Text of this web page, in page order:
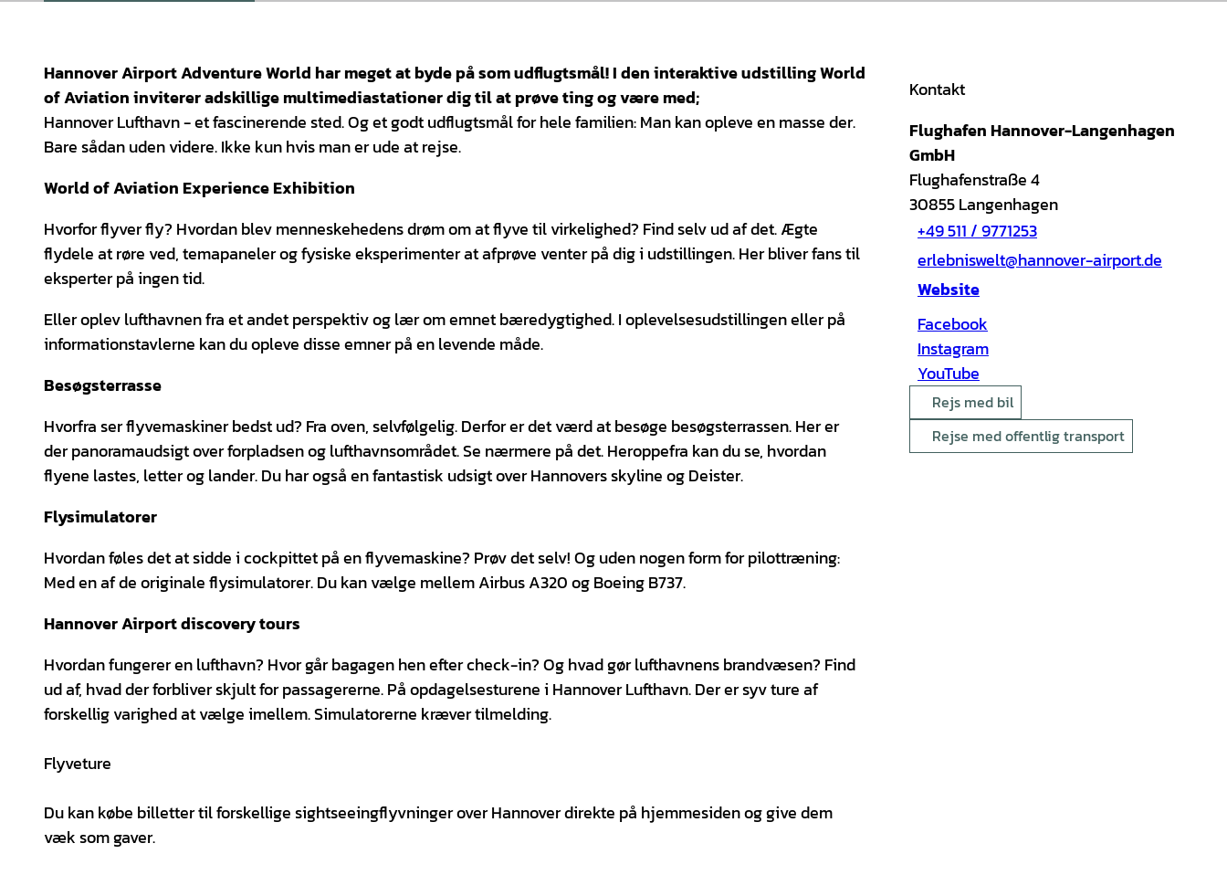
Hannover Airport Adventure World har meget at byde på som udflugtsmål! I den interaktive udstilling World
of Aviation inviterer adskillige multimediastationer dig til at prøve ting og være med;
Hannover Lufthavn - et fascinerende sted. Og et godt udflugtsmål for hele familien: Man kan opleve en masse der.
Bare sådan uden videre. Ikke kun hvis man er ude at rejse.
World of Aviation Experience Exhibition
Hvorfor flyver fly? Hvordan blev menneskehedens drøm om at flyve til virkelighed? Find selv ud af det. Ægte
flydele at røre ved, temapaneler og fysiske eksperimenter at afprøve venter på dig i udstillingen. Her bliver fans til
eksperter på ingen tid.
Eller oplev lufthavnen fra et andet perspektiv og lær om emnet bæredygtighed. I oplevelsesudstillingen eller på
informationstavlerne kan du opleve disse emner på en levende måde.
Besøgsterrasse
Hvorfra ser flyvemaskiner bedst ud? Fra oven, selvfølgelig. Derfor er det værd at besøge besøgsterrassen. Her er
der panoramaudsigt over forpladsen og lufthavnsområdet. Se nærmere på det. Heroppefra kan du se, hvordan
flyene lastes, letter og lander. Du har også en fantastisk udsigt over Hannovers skyline og Deister.
Flysimulatorer
Hvordan føles det at sidde i cockpittet på en flyvemaskine? Prøv det selv! Og uden nogen form for pilottræning:
Med en af de originale flysimulatorer. Du kan vælge mellem Airbus A320 og Boeing B737.
Hannover Airport discovery tours
Hvordan fungerer en lufthavn? Hvor går bagagen hen efter check-in? Og hvad gør lufthavnens brandvæsen? Find
ud af, hvad der forbliver skjult for passagererne. På opdagelsesturene i Hannover Lufthavn. Der er syv ture af
forskellig varighed at vælge imellem. Simulatorerne kræver tilmelding.
Flyveture
Du kan købe billetter til forskellige sightseeingflyvninger over Hannover direkte på hjemmesiden og give dem
væk som gaver.
Kontakt
Flughafen Hannover-Langenhagen
GmbH
Flughafenstraße 4
30855Langenhagen
+49 511 / 9771253
erlebniswelt@hannover-airport.de
Website
Facebook
Instagram
YouTube
Rejs med bil
Rejse med offentlig transport